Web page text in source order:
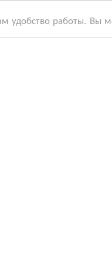
удобство работы. Вы